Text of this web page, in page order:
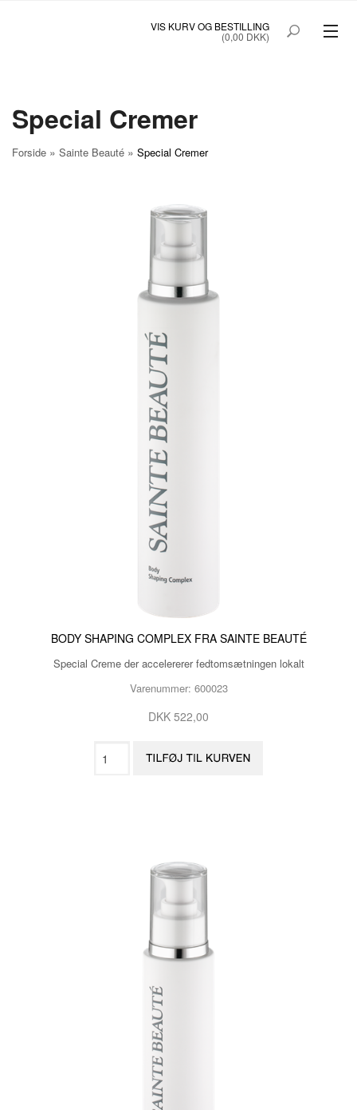
VIS KURV OG BESTILLING
(0,00 DKK)
CONVITA
PRINOC TIL UNG HUD
VÆK I MORGEN HALSTABLETTER
MIN KONTO
Special Cremer
Forside » Sainte Beauté » Special Cremer
BODY SHAPING COMPLEX FRA SAINTE BEAUTÉ
Special Creme der accelererer fedtomsætningen lokalt
Varenummer: 600023
DKK 522,00